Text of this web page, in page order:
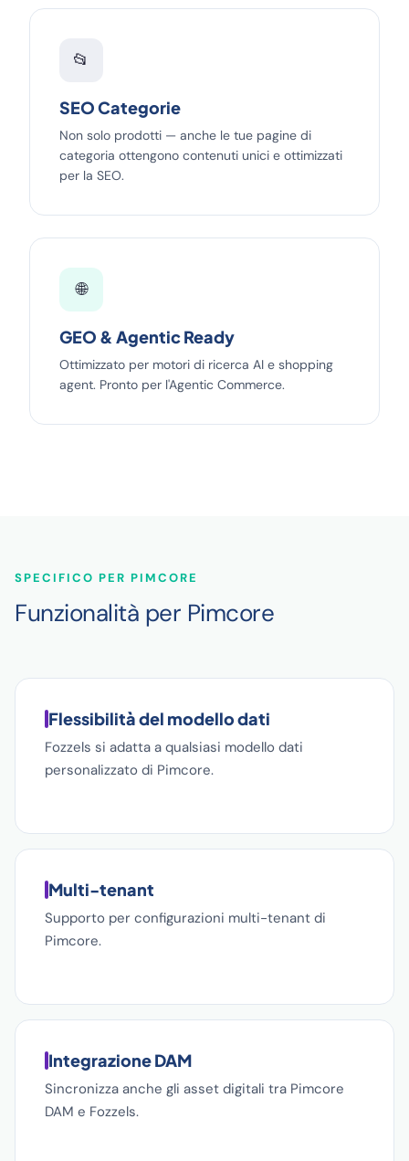
📂
SEO Categorie
Non solo prodotti — anche le tue pagine di
categoria ottengono contenuti unici e ottimizzati
per la SEO.
🌐
GEO & Agentic Ready
Ottimizzato per motori di ricerca AI e shopping
agent. Pronto per l'Agentic Commerce.
SPECIFICO PER PIMCORE
Funzionalità per Pimcore
Flessibilità del modello dati
Fozzels si adatta a qualsiasi modello dati
personalizzato di Pimcore.
Multi-tenant
Supporto per configurazioni multi-tenant di
Pimcore.
Integrazione DAM
Sincronizza anche gli asset digitali tra Pimcore
DAM e Fozzels.